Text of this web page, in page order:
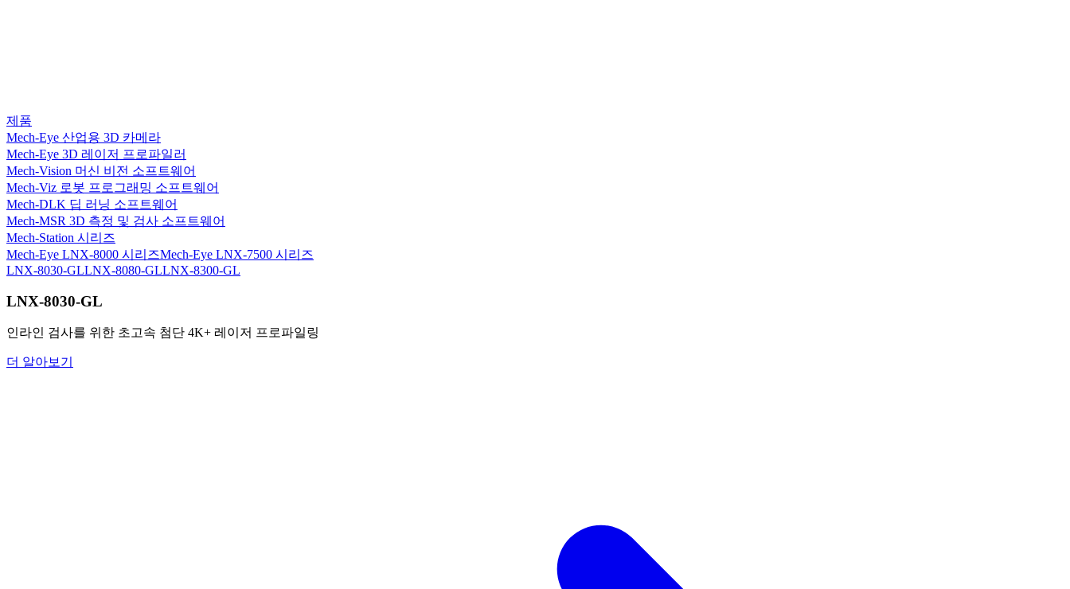
제품
Mech-Eye 산업용 3D 카메라
Mech-Eye 3D 레이저 프로파일러
Mech-Vision 머신 비전 소프트웨어
Mech-Viz 로봇 프로그래밍 소프트웨어
Mech-DLK 딥 러닝 소프트웨어
Mech-MSR 3D 측정 및 검사 소프트웨어
Mech-Station 시리즈
Mech-Eye LNX-8000 시리즈Mech-Eye LNX-7500 시리즈
LNX-8030-GLLNX-8080-GLLNX-8300-GL
LNX-8030-GL
인라인 검사를 위한 초고속 첨단 4K+ 레이저 프로파일링
더 알아보기